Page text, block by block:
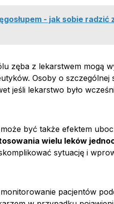
- jak sobie radzić
zęba z lekarstwem mogą
Osoby o szczególnej
jeśli lekarstwo było
być także efektem
wielu leków
sytuację i
pacjentów